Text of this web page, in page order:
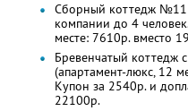
Сборный коттедж №11
компании до 4
месте: 7610р. вместо
Бревенчатый коттедж
(апартамент-люкс, 12
Купон за 2540р. и
22100р.